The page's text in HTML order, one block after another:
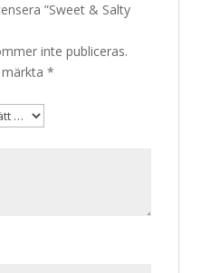
”Sweet & Salty
inte publiceras.
*